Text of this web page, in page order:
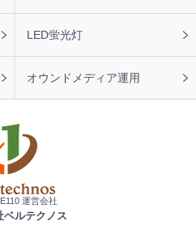
LED蛍光灯
オウンドメディア運用
運営会社
ベルテクノス